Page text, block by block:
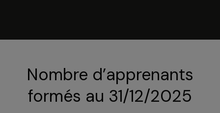
Nombre d’apprenants
formés au 31/12/2025